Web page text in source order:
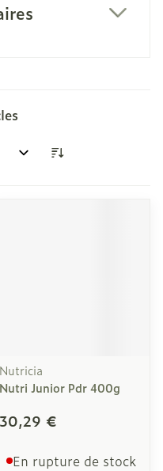
Nutricia
Nutri Junior Pdr 400g
30,29 €
En rupture de stock